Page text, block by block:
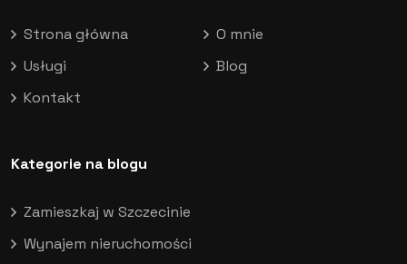
Strona główna
O mnie
Usługi
Blog
Kontakt
Kategorie na blogu
Zamieszkaj w Szczecinie
Wynajem nieruchomości